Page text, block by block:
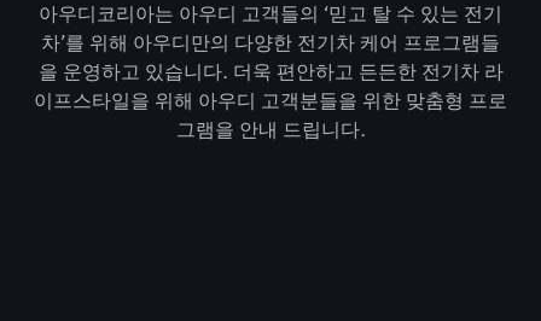
아우디코리아는 아우디 고객들의 ‘믿고 탈 수 있는 전기
차’를 위해 아우디만의 다양한 전기차 케어 프로그램들
을 운영하고 있습니다. 더욱 편안하고 든든한 전기차 라
이프스타일을 위해 아우디 고객분들을 위한 맞춤형 프로
그램을 안내 드립니다.